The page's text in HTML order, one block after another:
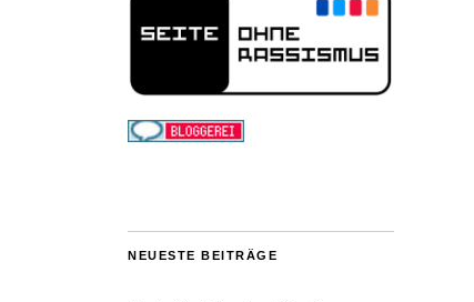
NEUESTE BEITRÄGE